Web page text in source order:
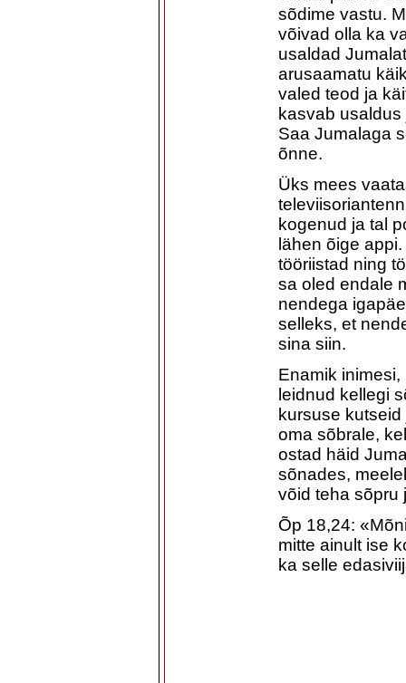
sõdime vastu.
võivad olla ka
usaldad
arusaamatu
valed teod ja
kasvab
Saa Jumalaga
õnne.
Üks mees
kogenud ja tal
lähen õige
tööriistad ning
sa oled endale
nendega
selleks, et
sina siin.
Enamik
leidnud kellegi
kursuse
oma sõbrale,
ostad häid
sõnades,
võid teha sõpru
Õp 18,24:
mitte ainult ise
ka selle